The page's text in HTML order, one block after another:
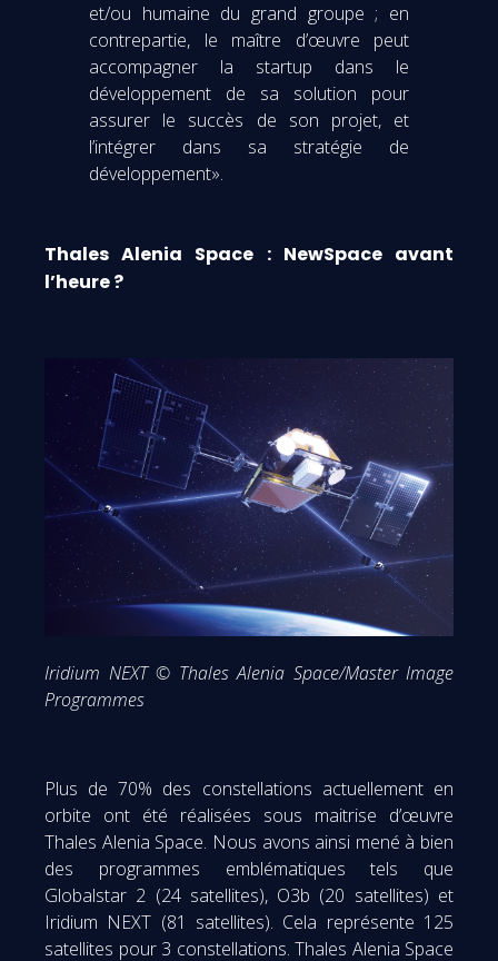
et/ou humaine du grand groupe ; en
contrepartie, le maître d’œuvre peut
accompagner la startup dans le
développement de sa solution pour
assurer le succès de son projet, et
l’intégrer dans sa stratégie de
développement».
Thales Alenia Space : NewSpace avant
l’heure ?
Iridium NEXT © Thales Alenia Space/Master Image
Programmes
Plus de 70% des constellations actuellement en
orbite ont été réalisées sous maitrise d’œuvre
Thales Alenia Space. Nous avons ainsi mené à bien
des programmes emblématiques tels que
Globalstar 2 (24 satellites), O3b (20 satellites) et
Iridium NEXT (81 satellites). Cela représente 125
satellites pour 3 constellations. Thales Alenia Space